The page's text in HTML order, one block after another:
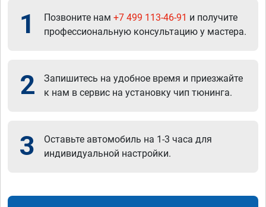
1 Позвоните нам +7 499 113-46-91 и получите
профессиональную консультацию у мастера.
2
Запишитесь на удобное время и приезжайте
к нам в сервис на установку чип тюнинга.
3
Оставьте автомобиль на 1-3 часа для
индивидуальной настройки.